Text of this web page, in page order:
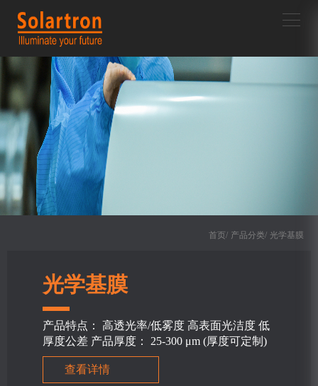
首页/ 产品分类/ 光学基膜
光学基膜
产品特点： 高透光率/低雾度 高表面光洁度 低
厚度公差 产品厚度： 25-300 μm (厚度可定制)
查看详情